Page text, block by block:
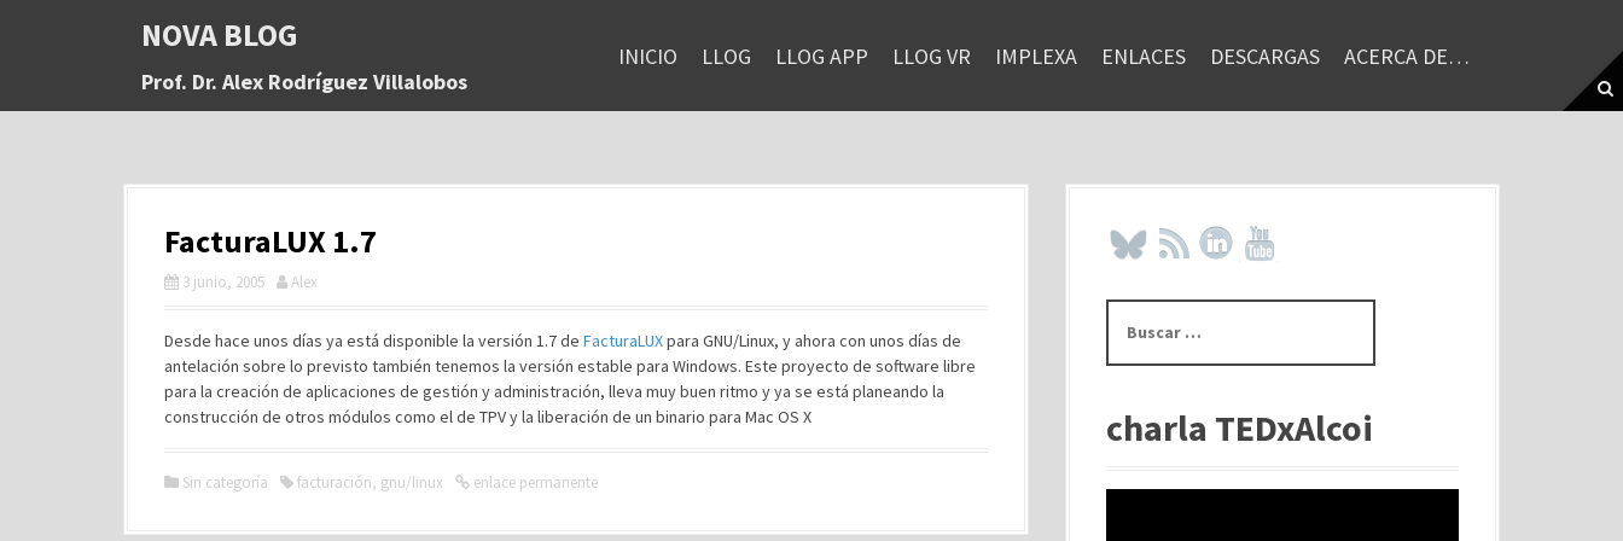
a
NOVA BLOG
Prof. Dr. Alex Rodríguez Villalobos
INICIO LLOG LLOG APP LLOG VR IMPLEXA ENLACES DESCARGAS ACERCA DE…
FacturaLUX 1.7
3 junio, 2005 Alex
Desde hace unos días ya está disponible la versión 1.7 de FacturaLUXpara GNU/Linux, y ahora con unos días de
antelación sobre lo previsto también tenemos la versión estable para Windows. Este proyecto de software libre
para la creación de aplicaciones de gestión y administración, lleva muy buen ritmo y ya se está planeando la
construcción de otros módulos como el de TPV y la liberación de un binario para Mac OS X
Sin categoría facturación, gnu/linux enlace permanente
s
rcharla TEDxAlcoi